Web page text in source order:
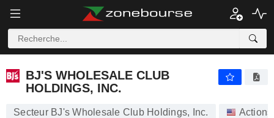
BJ'S WHOLESALE CLUB
HOLDINGS, INC.
Secteur BJ's Wholesale Club Holdings, Inc. Actions